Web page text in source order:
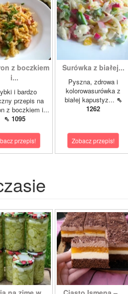
z boczkiem
i...
i bardzo
przepis na
z boczkiem i...
⇖ 1095
przepis!
Surówka z białej...
Pyszna, zdrowa i
kolorowasurówka z
białej kapustyz... ⇖
1262
Zobacz przepis!